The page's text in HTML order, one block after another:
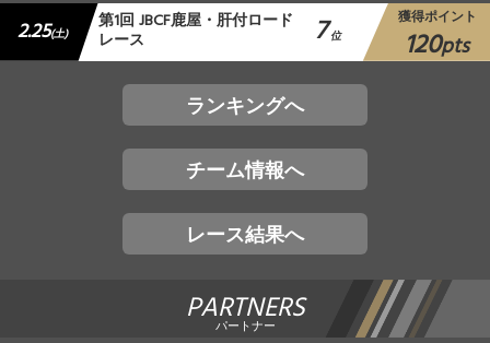
2.25(土) 第1回 JBCF鹿屋・肝付ロード
レース 7 位
獲得ポイント
120pts
ランキングへ
チーム情報へ
レース結果へ
PARTNERS
パートナー